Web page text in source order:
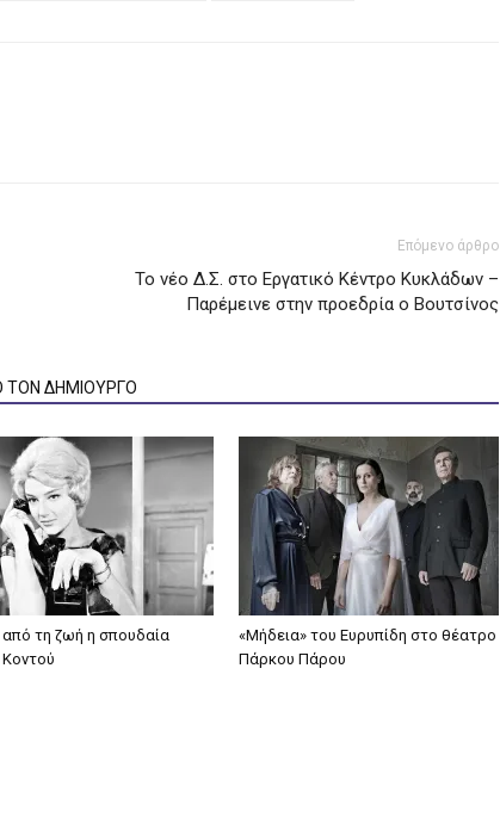
Επόμενο άρθρο
Το νέο Δ.Σ. στο Εργατικό Κέντρο Κυκλάδων –
Παρέμεινε στην προεδρία ο Βουτσίνος
ΤΟΝ ΔΗΜΙΟΥΡΓΟ
τη ζωή η σπουδαία
«Μήδεια» του Ευρυπίδη στο θέατρο
Πάρκου Πάρου